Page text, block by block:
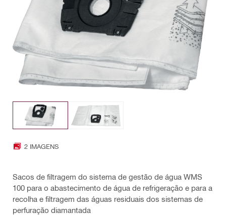
2 IMAGENS
Sacos de filtragem do sistema de gestão de água WMS
100 para o abastecimento de água de refrigeração e para a
recolha e filtragem das águas residuais dos sistemas de
perfuração diamantada